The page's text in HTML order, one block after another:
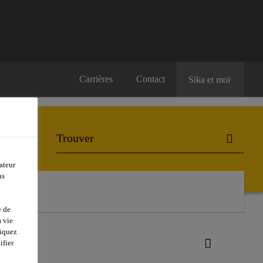
Carrières Contact Sika et moi
de
vie